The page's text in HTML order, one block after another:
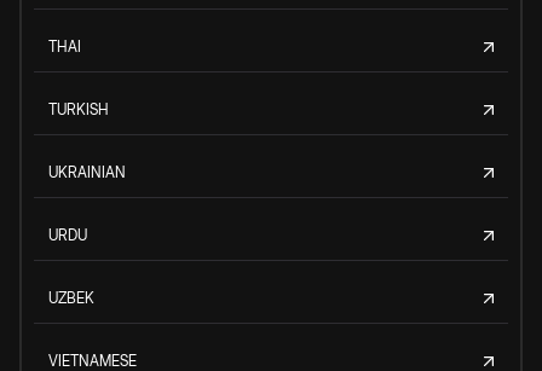
THAI
TURKISH
UKRAINIAN
URDU
UZBEK
VIETNAMESE